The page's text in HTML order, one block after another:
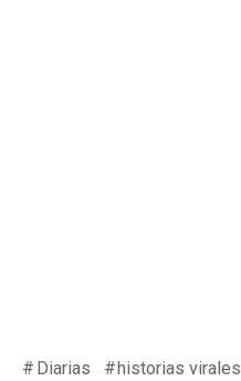
Diarias historias virales